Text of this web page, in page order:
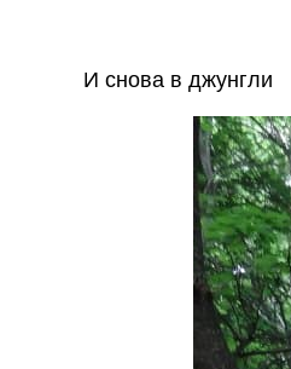
И снова в джунгли